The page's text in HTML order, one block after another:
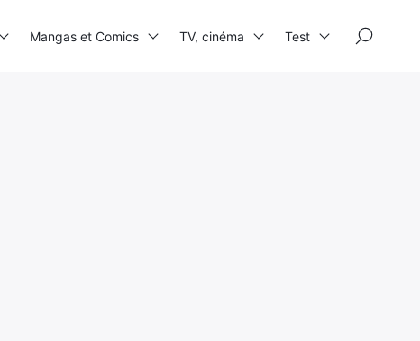
Mangas et Comics TV, cinéma Test